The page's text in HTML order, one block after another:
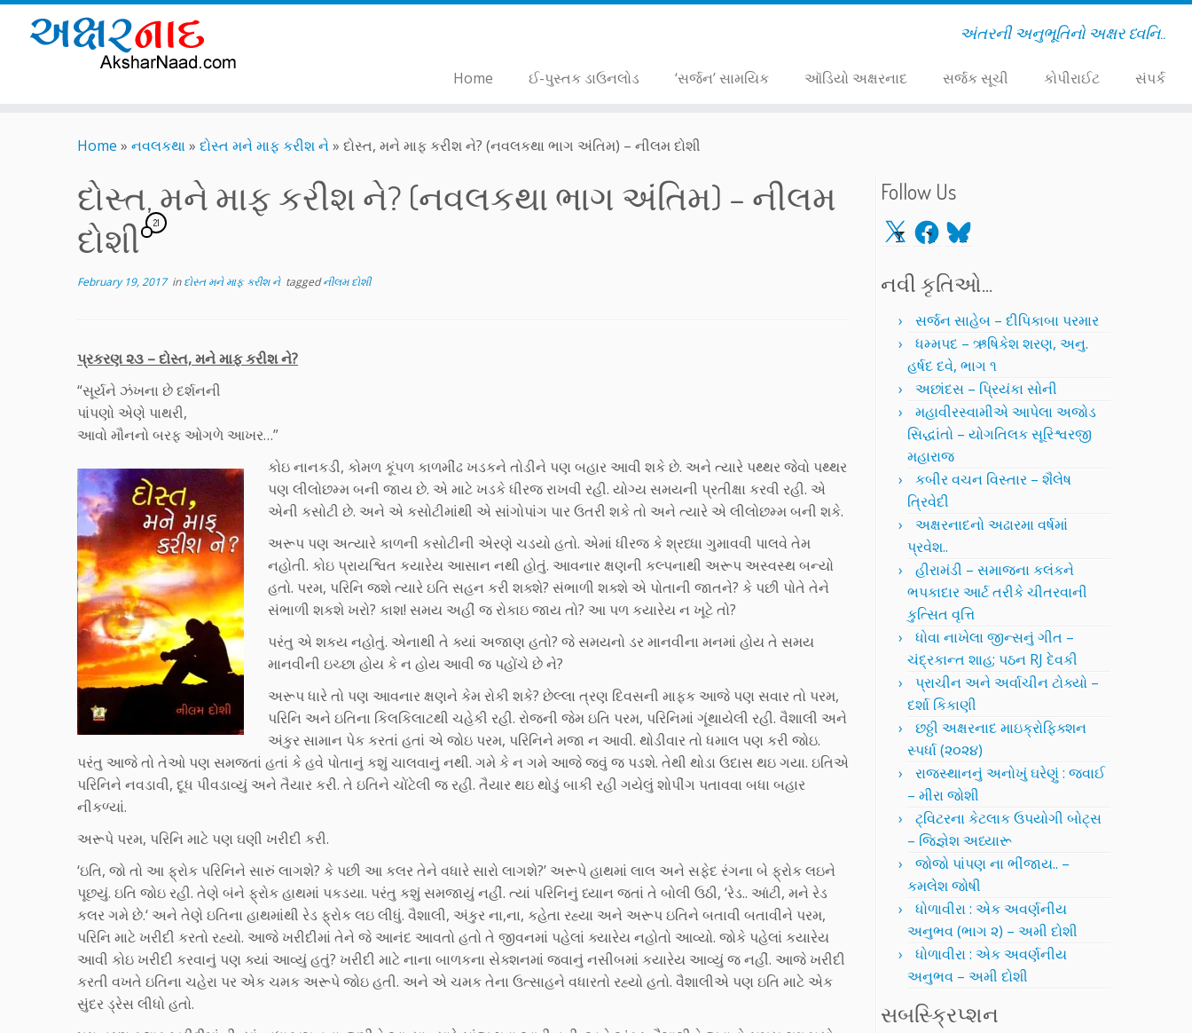
અંતરની અનુભૂતિનો અક્ષર ધ્વનિ..
Home ઈ-પુસ્તક ડાઉનલોડ ‘સર્જન’ સામયિક ઑડિયો અક્ષરનાદ સર્જક સૂચી કોપીરાઈટ સંપર્ક
Home » નવલકથા» દોસ્ત મને માફ કરીશ ને» દોસ્ત, મને માફ કરીશ ને? (નવલકથા ભાગ અંતિમ) – નીલમ દોશી
દોસ્ત, મને માફ કરીશ ને? (નવલકથા ભાગ અંતિમ) – નીલમ
દોશી 21
February 19, 2017inદોસ્ત મને માફ કરીશ ને taggedનીલમ દોશી
પ્રકરણ ૨૩ – દોસ્ત, મને માફ કરીશ ને?
“સૂર્યને ઝંખના છે દર્શનની
પાંપણો એણે પાથરી,
આવો મૌનનો બરફ ઓગળે આખર…”
કોઇ નાનકડી, કોમળ કૂંપળ કાળમીંઢ ખડકને તોડીને પણ બહાર આવી શકે છે. અને ત્યારે પથ્થર જેવો પથ્થર
પણ લીલોછમ્મ બની જાય છે. એ માટે ખડકે ધીરજ રાખવી રહી. યોગ્ય સમયની પ્રતીક્ષા કરવી રહી. એ
એની કસોટી છે. અને એ કસોટીમાંથી એ સાંગોપાંગ પાર ઉતરી શકે તો અને ત્યારે એ લીલોછમ્મ બની શકે.
અરૂપ પણ અત્યારે કાળની કસોટીની એરણે ચડયો હતો. એમાં ધીરજ કે શ્રધ્ધા ગુમાવવી પાલવે તેમ
નહોતી. કોઇ પ્રાયશ્વિત કયારેય આસાન નથી હોતું. આવનાર ક્ષણની કલ્પનાથી અરૂપ અસ્વસ્થ બન્યો
હતો. પરમ, પરિનિ જશે ત્યારે ઇતિ સહન કરી શક્શે? સંભાળી શક્શે એ પોતાની જાતને? કે પછી પોતે તેને
સંભાળી શકશે ખરો? કાશ! સમય અહીં જ રોકાઇ જાય તો? આ પળ કયારેય ન ખૂટે તો?
પરંતુ એ શકય નહોતું. એનાથી તે ક્યાં અજાણ હતો? જે સમયનો ડર માનવીના મનમાં હોય તે સમય
માનવીની ઇચ્છા હોય કે ન હોય આવી જ પહોંચે છે ને?
અરૂપ ધારે તો પણ આવનાર ક્ષણને કેમ રોકી શકે? છેલ્લા ત્રણ દિવસની માફક આજે પણ સવાર તો પરમ,
પરિનિ અને ઇતિના કિલકિલાટથી ચહેકી રહી. રોજની જેમ ઇતિ પરમ, પરિનિમાં ગૂંથાયેલી રહી. વૈશાલી અને
અંકુર સામાન પેક કરતાં હતાં એ જોઇ પરમ, પરિનિને મજા ન આવી. થોડીવાર તો ધમાલ પણ કરી જોઇ.
પરંતુ આજે તો તેઓ પણ સમજતાં હતાં કે હવે પોતાનું કશું ચાલવાનું નથી. ગમે કે ન ગમે આજે જવું જ પડશે. તેથી થોડા ઉદાસ થઇ ગયા. ઇતિએ
પરિનિને નવડાવી, દૂધ પીવડાવ્યું અને તૈયાર કરી. તે ઇતિને ચોંટેલી જ રહી. તૈયાર થઇ થોડું બાકી રહી ગયેલું શોપીંગ પતાવવા બધા બહાર
નીકળ્યાં.
અરૂપે પરમ, પરિનિ માટે પણ ઘણી ખરીદી કરી.
‘ઇતિ, જો તો આ ફ્રોક પરિનિને સારું લાગશે? કે પછી આ કલર તેને વધારે સારો લાગશે?’ અરૂપે હાથમાં લાલ અને સફેદ રંગના બે ફ્રોક લઇને
પૂછયું. ઇતિ જોઇ રહી. તેણે બંને ફ્રોક હાથમાં પકડયા. પરંતુ કશું સમજાયું નહીં. ત્યાં પરિનિનું ધ્યાન જતાં તે બોલી ઉઠી, ‘રેડ.. આંટી, મને રેડ
કલર ગમે છે.‘ અને તેણે ઇતિના હાથમાંથી રેડ ફ્રોક લઇ લીધું. વૈશાલી, અંકુર ના,ના, કહેતા રહ્યા અને અરૂપ ઇતિને બતાવી બતાવીને પરમ,
પરિનિ માટે ખરીદી કરતો રહ્યો. આજે ખરીદીમાં તેને જે આનંદ આવતો હતો તે જીવનમાં પહેલાં ક્યારેય નહોતો આવ્યો. જોકે પહેલાં કયારેય
આવી કોઇ ખરીદી કરવાનું પણ ક્યાં આવ્યું હતું? ખરીદી માટે નાના બાળકના સેક્શનમાં જવાનું નસીબમાં કયારેય આવ્યું જ નહીં. આજે ખરીદી
કરતી વખતે ઇતિના ચહેરા પર એક ચમક અરૂપે જોઇ હતી. અને એ ચમક તેના ઉત્સાહને વધારતો રહ્યો હતો. વૈશાલીએ પણ ઇતિ માટે એક
સુંદર ડ્રેસ લીધો હતો.
Follow Us
X Facebook
Bluesky
નવી કૃતિઓ…
સર્જન સાહેબ – દીપિકાબા પરમાર
ધમ્મપદ – ઋષિકેશ શરણ, અનુ.
હર્ષદ દવે, ભાગ ૧
અછાંદસ – પ્રિયંકા સોની
મહાવીરસ્વામીએ આપેલા અજોડ
સિદ્ધાંતો – યોગતિલક સૂરિશ્વરજી
મહારાજ
કબીર વચન વિસ્તાર – શૈલેષ
ત્રિવેદી
અક્ષરનાદનો અઢારમા વર્ષમાં
પ્રવેશ..
હીરામંડી – સમાજના કલંકને
ભપકાદાર આર્ટ તરીકે ચીતરવાની
કુત્સિત વૃત્તિ
ધોવા નાખેલા જીન્સનું ગીત –
ચંદ્રકાન્ત શાહ; પઠન RJ દેવકી
પ્રાચીન અને અર્વાચીન ટોક્યો –
દર્શા કિકાણી
છઠ્ઠી અક્ષરનાદ માઇક્રોફિક્શન
સ્પર્ધા (૨૦૨૪)
રાજસ્થાનનું અનોખું ઘરેણું : જવાઈ
– મીરા જોશી
ટ્વિટરના કેટલાક ઉપયોગી બોટ્સ
– જિજ્ઞેશ અધ્યારૂ
જોજો પાંપણ ના ભીંજાય.. –
કમલેશ જોષી
ધોળાવીરા : એક અવર્ણનીય
અનુભવ (ભાગ ૨) – અમી દોશી
ધોળાવીરા : એક અવર્ણનીય
અનુભવ – અમી દોશી
સબસ્ક્રિપ્શન